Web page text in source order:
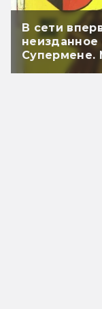
В сети
неизданное
Супермене.